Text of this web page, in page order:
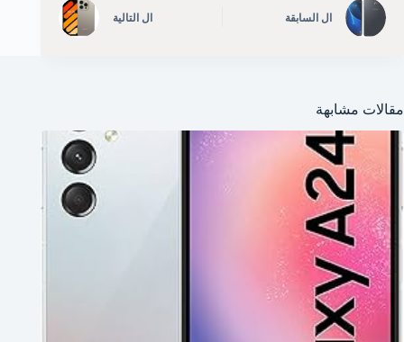
ال السابقة ال التالية
مقالات مشابهة